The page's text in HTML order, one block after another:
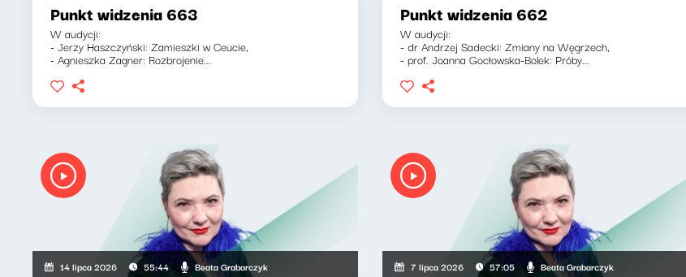
Punkt widzenia 663
W audycji:
- Jerzy Haszczyński: Zamieszki w Ceucie,
- Agnieszka Zagner: Rozbrojenie...
Punkt widzenia 662
W audycji:
- dr Andrzej Sadecki: Zmiany na Węgrzech,
- prof. Joanna Gocłowska-Bolek: Próby...
14 lipca 2026 55:44 Beata Grabarczyk 7 lipca 2026 57:05 Beata Grabarczyk